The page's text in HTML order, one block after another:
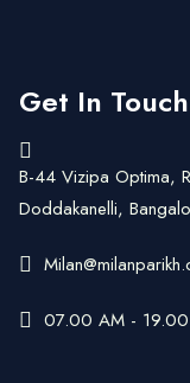
Get In Touch
B-44 Vizipa Optima,
Doddakanelli,
07.00 AM -